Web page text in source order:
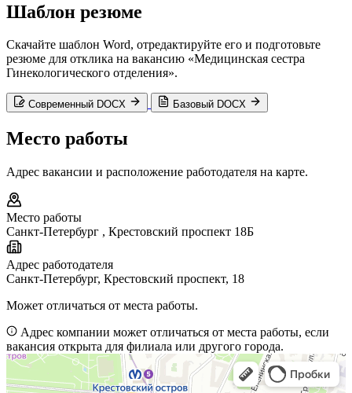
Шаблон резюме
Скачайте шаблон Word, отредактируйте его и подготовьте
резюме для отклика на вакансию «Медицинская сестра
Гинекологического отделения».
Современный DOCX Базовый DOCX
Место работы
Адрес вакансии и расположение работодателя на карте.
Место работы
Санкт-Петербург , Крестовский проспект 18Б
Адрес работодателя
Санкт-Петербург, Крестовский проспект, 18
Может отличаться от места работы.
Адрес компании может отличаться от места работы, если
вакансия открыта для филиала или другого города.